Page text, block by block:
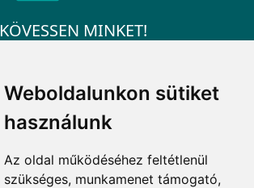
Weboldalunkon sütiket
használunk
Az oldal működéséhez feltétlenül
szükséges, munkamenet támogató,
KÖVESSEN MINKET!